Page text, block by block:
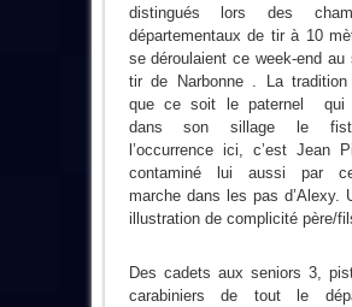
distingués lors des
départementaux de tir à 10
se déroulaient ce week-end au
tir de Narbonne . La tradition
que ce soit le paternel qui
dans son sillage le
l’occurrence ici, c’est Jean
contaminé lui aussi par
marche dans les pas d’Alexy.
illustration de complicité père/
Des cadets aux seniors 3,
carabiniers de tout le